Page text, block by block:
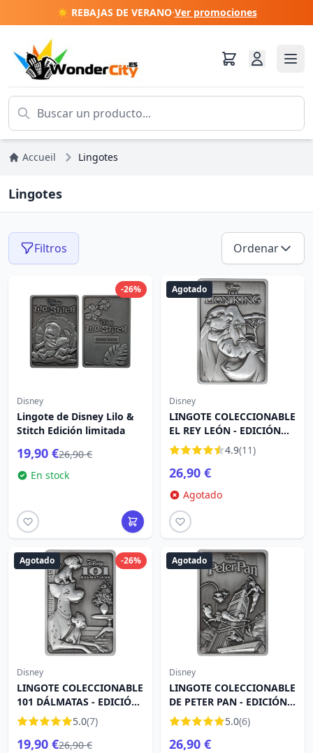
☀️ REBAJAS DE VERANO·Ver promociones
Accueil Lingotes
Lingotes
Filtros Ordenar
-26%
Disney
Lingote de Disney Lilo &
Stitch Edición limitada
19,90 €26,90 €
En stock
Agotado
Disney
LINGOTE COLECCIONABLE
EL REY LEÓN - EDICIÓN
LIMITADA
4.9(11)
26,90 €
Agotado
-26%
Agotado
Disney
LINGOTE COLECCIONABLE
101 DÁLMATAS - EDICIÓN
LIMITADA
5.0(7)
19,90 €26,90 €
Agotado
Disney
LINGOTE COLECCIONABLE
DE PETER PAN - EDICIÓN
LIMITADA
5.0(6)
26,90 €